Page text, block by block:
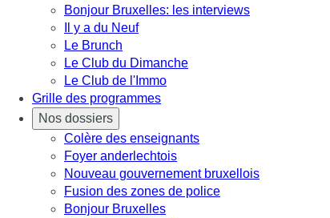
Bonjour Bruxelles: les interviews
Il y a du Neuf
Le Brunch
Le Club du Dimanche
Le Club de l'Immo
Grille des programmes
Nos dossiers
Colère des enseignants
Foyer anderlechtois
Nouveau gouvernement bruxellois
Fusion des zones de police
Bonjour Bruxelles